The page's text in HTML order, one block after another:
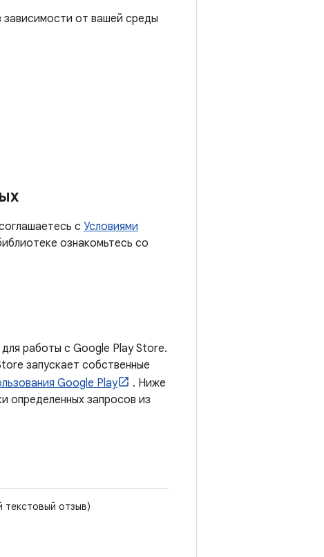
зависимости от вашей среды
с Условиями
ознакомьтесь со
работы с Google Play Store.
запускает собственные
Google Play
. Ниже
определенных запросов из
текстовый отзыв)